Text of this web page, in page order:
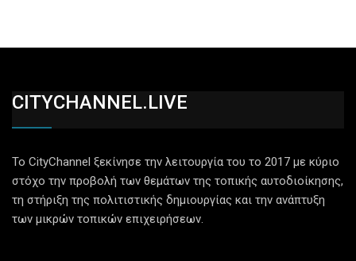
CITYCHANNEL.LIVE
Το CityChannel ξεκίνησε την λειτουργία του το 2017 με κύριο
στόχο την προβολή των θεμάτων της τοπικής αυτοδιοίκησης,
τη στήριξη της πολιτιστικής δημιουργίας και την ανάπτυξη
των μικρών τοπικών επιχειρήσεων.